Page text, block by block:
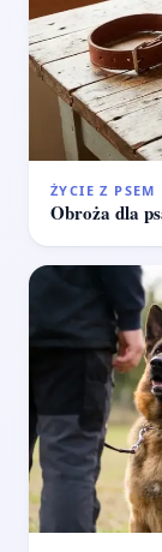
ŻYCIE Z PSEM
Obroża dla